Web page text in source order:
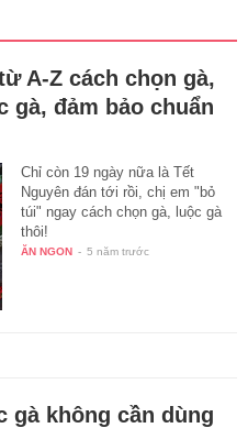
A-Z cách chọn gà,
gà, đảm bảo chuẩn
Chỉ còn 19 ngày nữa là Tết
Nguyên đán tới rồi, chị em "bỏ
túi" ngay cách chọn gà, luộc gà
thôi!
ĂN NGON - 5 năm trước
gà không cần dùng